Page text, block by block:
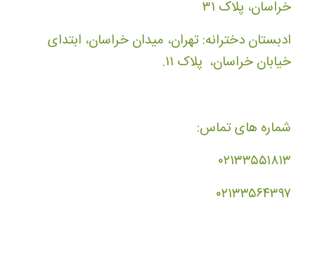
خراسان، پلاک ۳۱
ادبستان دخترانه: تهران، میدان خراسان، ابتدای
خیابان خراسان، پلاک ۱۱.
شماره های تماس:
۰۲۱۳۳۵۵۱۸۱۳
۰۲۱۳۳۵۶۴۳۹۷